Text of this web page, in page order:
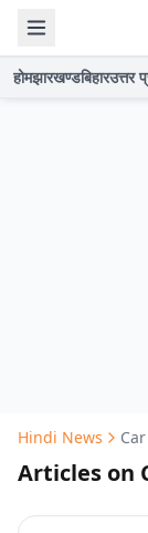
होमझारखण्डबिहारउत्तर
Hindi News
Articles on